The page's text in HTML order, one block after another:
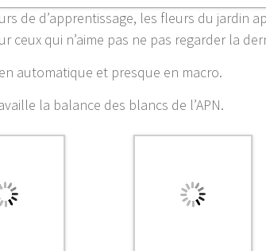
de d’apprentissage, les fleurs du jardin
ceux qui n’aime pas ne pas regarder la
automatique et presque en macro.
la balance des blancs de l’APN.